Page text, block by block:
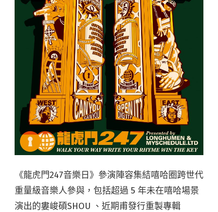
《龍虎門247音樂日》參演陣容集結嘻哈圈跨世代
重量級音樂人參與，包括超過 5 年未在嘻哈場景
演出的婁峻碩SHOU 、近期甫發行重製專輯